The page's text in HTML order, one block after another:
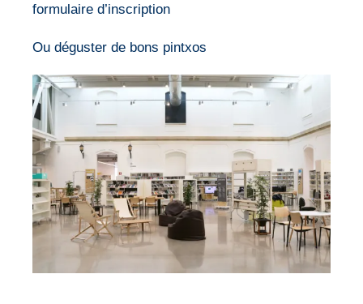
formulaire d’inscription
Ou déguster de bons pintxos